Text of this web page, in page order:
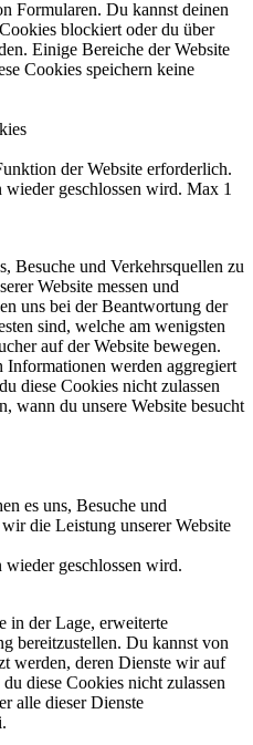
Formularen. Du kannst deinen
blockiert oder du über
Einige Bereiche der Website
Cookies speichern keine
der Website erforderlich.
wieder geschlossen wird. Max 1
Besuche und Verkehrsquellen zu
Website messen und
uns bei der Beantwortung der
sind, welche am wenigsten
auf der Website bewegen.
Informationen werden aggregiert
diese Cookies nicht zulassen
wann du unsere Website besucht
es uns, Besuche und
die Leistung unserer Website
wieder geschlossen wird.
in der Lage, erweiterte
bereitzustellen. Du kannst von
werden, deren Dienste wir auf
diese Cookies nicht zulassen
alle dieser Dienste